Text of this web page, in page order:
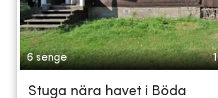
6 senge
Stuga nära havet i Böda